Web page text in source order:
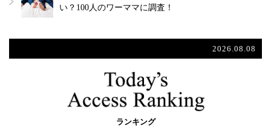
い？100人のワーママに調査！
2026.08.08
ランキング